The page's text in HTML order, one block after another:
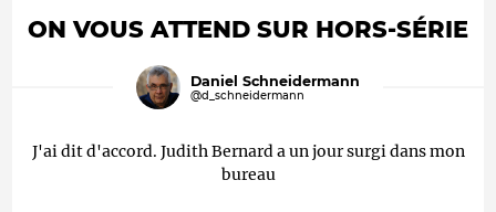
ON VOUS ATTEND SUR HORS-SÉRIE
Daniel Schneidermann
@d_schneidermann
J'ai dit d'accord. Judith Bernard a un jour surgi dans mon
bureau